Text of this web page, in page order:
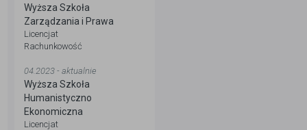
Wyższa Szkoła
Zarządzania i Prawa
Licencjat
Rachunkowość
04.2023 - aktualnie
Wyższa Szkoła
Humanistyczno
Ekonomiczna
Licencjat